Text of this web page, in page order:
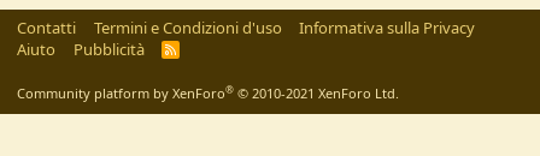
Contatti Termini e Condizioni d'uso
Informativa sulla Privacy
Aiuto
Pubblicità
R
Community platform by XenForo® © 2010-2021 XenForo Ltd.